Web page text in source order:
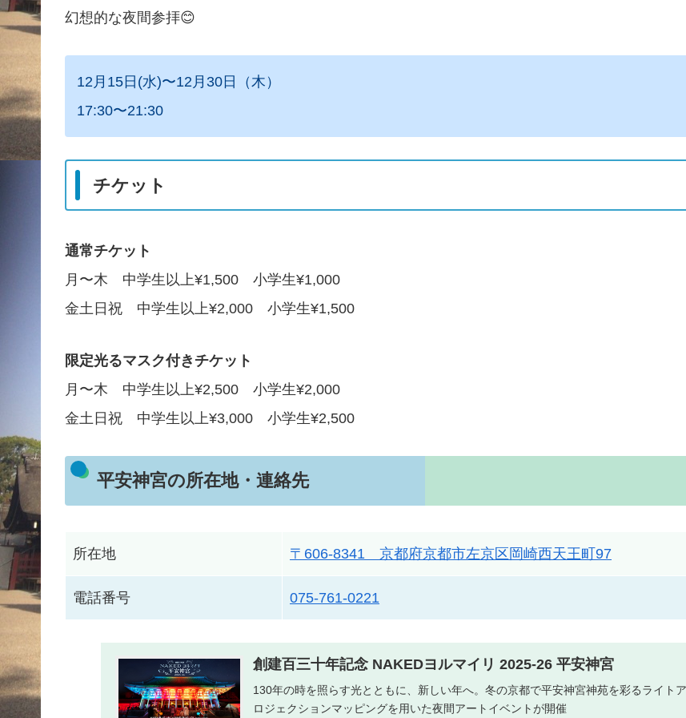
幻想的な夜間参拝😊
12月15日(水)〜12月30日（木）
17:30〜21:30
チケット
通常チケット
月〜木 中学生以上¥1,500 小学生¥1,000
金土日祝 中学生以上¥2,000 小学生¥1,500
限定光るマスク付きチケット
月〜木 中学生以上¥2,500 小学生¥2,000
金土日祝 中学生以上¥3,000 小学生¥2,500
平安神宮の所在地・連絡先
所在地 〒606-8341 京都府京都市左京区岡崎西天王町97
電話番号 075-761-0221
創建百三十年記念 NAKEDヨルマイリ 2025-26 平安神宮
130年の時を照らす光とともに、新しい年へ。冬の京都で平安神宮神苑を彩るライト
ロジェクションマッピングを用いた夜間アートイベントが開催